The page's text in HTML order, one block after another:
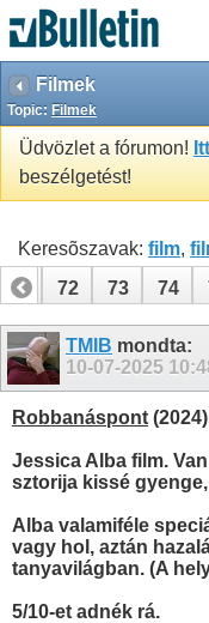
Filmek
Topic: Filmek
Üdvözlet a fórumon!
beszélgetést!
Keresõszavak: film,
71
72 73 74
TMIB mondta:
10-07-2025
Robbanáspont (2024)
Jessica Alba film.
sztorija kissé
Alba valamiféle
vagy hol, aztán
tanyavilágban. (A
5/10-et adnék rá.